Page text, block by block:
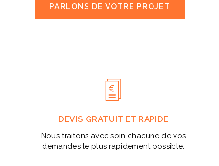
PARLONS DE VOTRE PROJET
DEVIS GRATUIT ET RAPIDE
Nous traitons avec soin chacune de vos
demandes le plus rapidement possible.